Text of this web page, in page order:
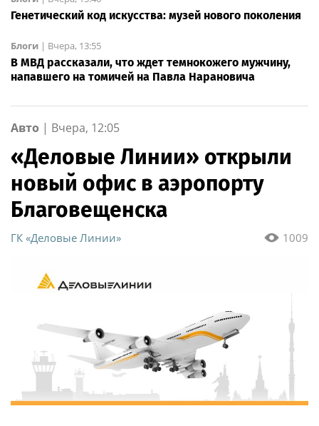
Генетический код искусства: музей нового поколения
Блоги | Вчера, 13:55
В МВД рассказали, что ждет темнокожего мужчину,
напавшего на томичей на Павла Нарановича
Авто | Вчера, 12:05
«Деловые Линии» открыли
новый офис в аэропорту
Благовещенска
1009
ГК «Деловые Линии»